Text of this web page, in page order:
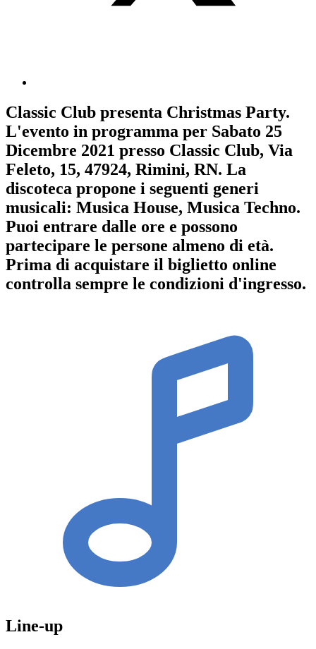
Classic Club presenta Christmas Party.
L'evento in programma per Sabato 25
Dicembre 2021 presso Classic Club, Via
Feleto, 15, 47924, Rimini, RN. La
discoteca propone i seguenti generi
musicali: Musica House, Musica Techno.
Puoi entrare dalle ore e possono
partecipare le persone almeno di età.
Prima di acquistare il biglietto online
controlla sempre le condizioni d'ingresso.
Line-up